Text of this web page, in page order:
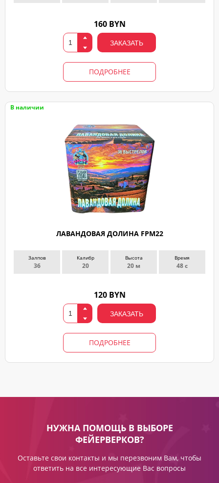
160 BYN
ЗАКАЗАТЬ
ПОДРОБНЕЕ
В наличии
ЛАВАНДОВАЯ ДОЛИНА FPM22
Залпов
36
Калибр
20
Высота
20 м
Время
48 с
120 BYN
ЗАКАЗАТЬ
ПОДРОБНЕЕ
НУЖНА ПОМОЩЬ В ВЫБОРЕ
ФЕЙЕРВЕРКОВ?
Оставьте свои контакты и мы перезвоним Вам, чтобы
ответить на все интересующие Вас вопросы